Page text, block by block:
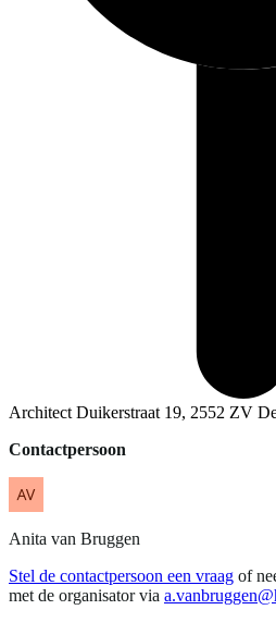
Architect Duikerstraat 19, 2552 ZV
Contactpersoon
Anita van Bruggen
Stel de contactpersoon een vraag of
met de organisator via